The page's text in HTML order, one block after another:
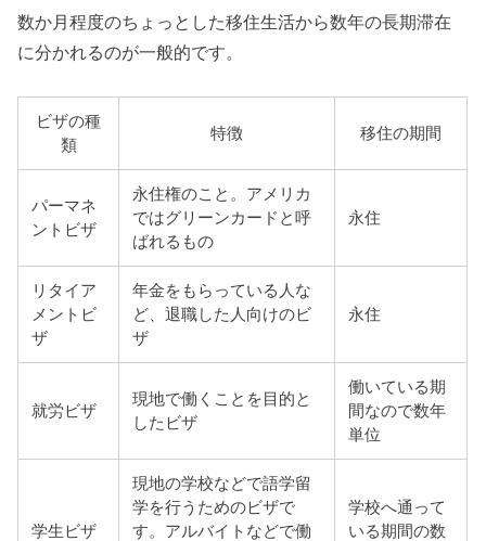
数か月程度のちょっとした移住生活から数年の長期滞在
に分かれるのが一般的です。
ビザの種
類
特徴 移住の期間
パーマネ
ントビザ
永住権のこと。アメリカ
ではグリーンカードと呼
ばれるもの
永住
リタイア
メントビ
ザ
年金をもらっている人な
ど、退職した人向けのビ
ザ
永住
就労ビザ
現地で働くことを目的と
したビザ
働いている期
間なので数年
単位
学生ビザ
現地の学校などで語学留
学を行うためのビザで
す。アルバイトなどで働
学校へ通って
いる期間の数